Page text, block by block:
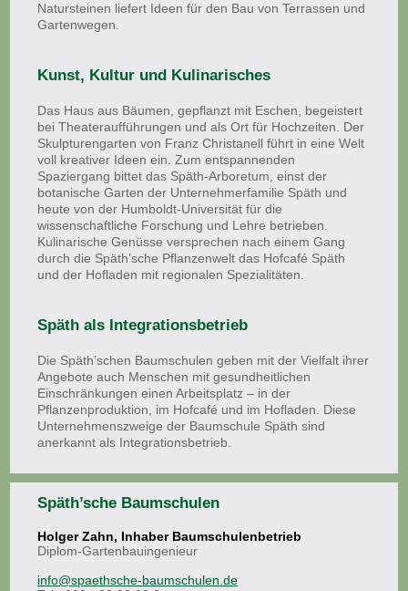
Natursteinen liefert Ideen für den Bau von Terrassen und
Gartenwegen.
Kunst, Kultur und Kulinarisches
Das Haus aus Bäumen, gepflanzt mit Eschen, begeistert
bei Theateraufführungen und als Ort für Hochzeiten. Der
Skulpturengarten von Franz Christanell führt in eine Welt
voll kreativer Ideen ein. Zum entspannenden
Spaziergang bittet das Späth-Arboretum, einst der
botanische Garten der Unternehmerfamilie Späth und
heute von der Humboldt-Universität für die
wissenschaftliche Forschung und Lehre betrieben.
Kulinarische Genüsse versprechen nach einem Gang
durch die Späth’sche Pflanzenwelt das Hofcafé Späth
und der Hofladen mit regionalen Spezialitäten.
Späth als Integrationsbetrieb
Die Späth’schen Baumschulen geben mit der Vielfalt ihrer
Angebote auch Menschen mit gesundheitlichen
Einschränkungen einen Arbeitsplatz – in der
Pflanzenproduktion, im Hofcafé und im Hofladen. Diese
Unternehmenszweige der Baumschule Späth sind
anerkannt als Integrationsbetrieb.
Späth’sche Baumschulen
Holger Zahn, Inhaber Baumschulenbetrieb
Diplom-Gartenbauingenieur
info@spaethsche-baumschulen.de